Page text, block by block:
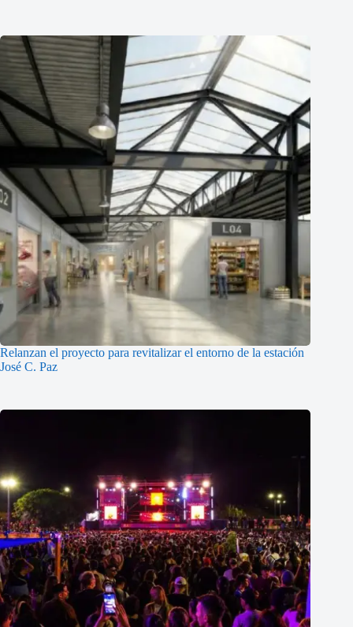
Relanzan el proyecto para revitalizar el entorno de la estación
José C. Paz